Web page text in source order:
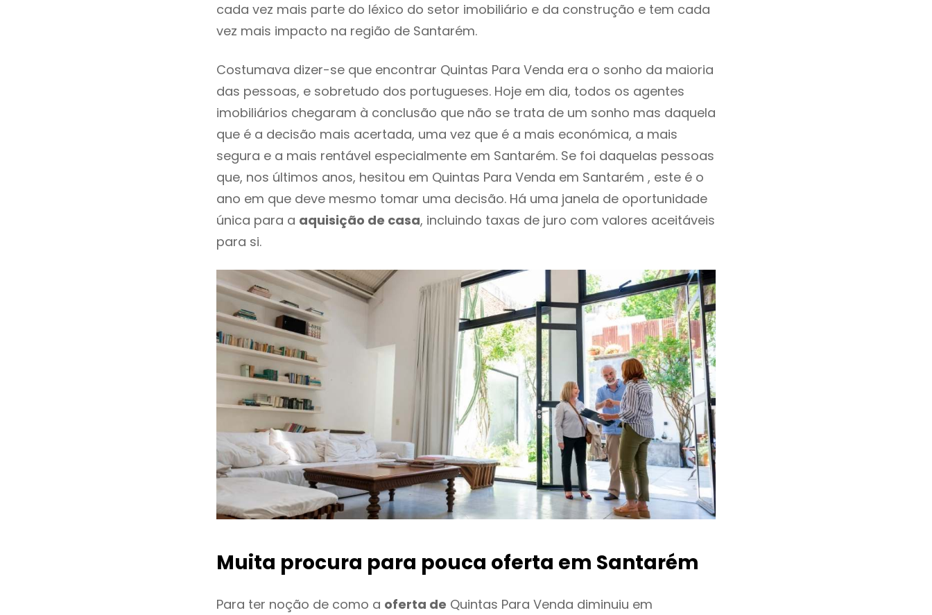
cada vez mais parte do léxico do setor imobiliário e da construção e tem cada
vez mais impacto na região de Santarém.
Costumava dizer-se que encontrar Quintas Para Venda era o sonho da maioria
das pessoas, e sobretudo dos portugueses. Hoje em dia, todos os agentes
imobiliários chegaram à conclusão que não se trata de um sonho mas daquela
que é a decisão mais acertada, uma vez que é a mais económica, a mais
segura e a mais rentável especialmente em Santarém. Se foi daquelas pessoas
que, nos últimos anos, hesitou em Quintas Para Venda em Santarém , este é o
ano em que deve mesmo tomar uma decisão. Há uma janela de oportunidade
única para a aquisição de casa, incluindo taxas de juro com valores aceitáveis
para si.
Muita procura para pouca oferta em Santarém
Para ter noção de como a oferta de Quintas Para Venda diminuiu em